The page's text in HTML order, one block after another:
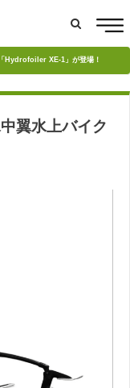
Hydrofoiler XE-1」が登場！
翼水上バイク